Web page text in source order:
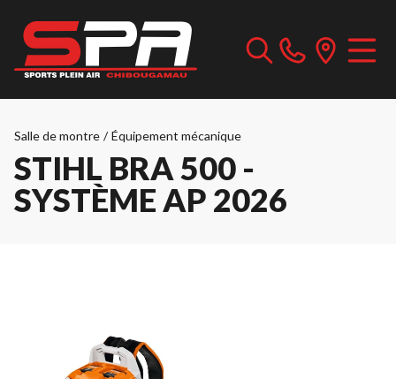
Salle de montre / Équipement mécanique
STIHL BRA 500 -
SYSTÈME AP 2026